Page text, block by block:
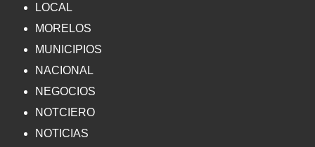
LOCAL
MORELOS
MUNICIPIOS
NACIONAL
NEGOCIOS
NOTCIERO
NOTICIAS